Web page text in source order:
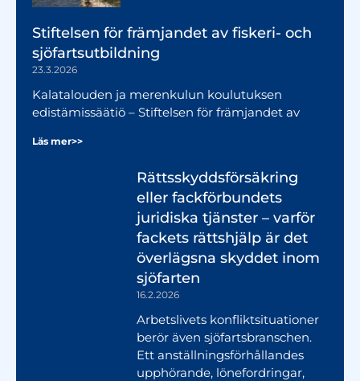
Stiftelsen för främjandet av fiskeri- och
sjöfartsutbildning
23.3.2026
Kalatalouden ja merenkulun koulutuksen
edistämissäätiö – Stiftelsen för främjandet av
Läs mer>>
Rättsskyddsförsäkring
eller fackförbundets
juridiska tjänster – varför
fackets rättshjälp är det
överlägsna skyddet inom
sjöfarten
16.2.2026
Arbetslivets konfliktsituationer
berör även sjöfartsbranschen.
Ett anställningsförhållandes
upphörande, lönefordringar,